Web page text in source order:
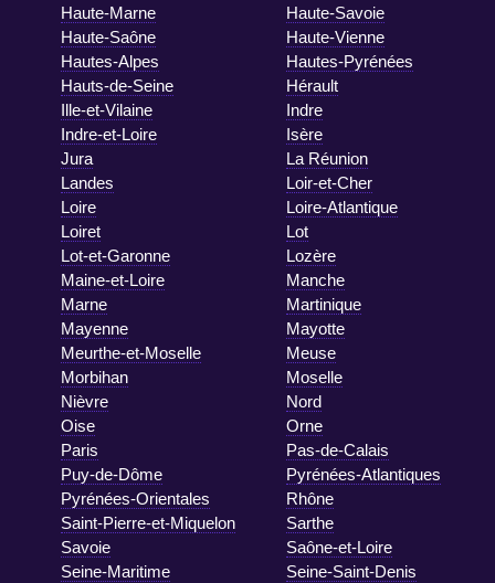
Haute-Marne
Haute-Savoie
Haute-Saône
Haute-Vienne
Hautes-Alpes
Hautes-Pyrénées
Hauts-de-Seine
Hérault
Ille-et-Vilaine
Indre
Indre-et-Loire
Isère
Jura
La Réunion
Landes
Loir-et-Cher
Loire
Loire-Atlantique
Loiret
Lot
Lot-et-Garonne
Lozère
Maine-et-Loire
Manche
Marne
Martinique
Mayenne
Mayotte
Meurthe-et-Moselle
Meuse
Morbihan
Moselle
Nièvre
Nord
Oise
Orne
Paris
Pas-de-Calais
Puy-de-Dôme
Pyrénées-Atlantiques
Pyrénées-Orientales
Rhône
Saint-Pierre-et-Miquelon
Sarthe
Savoie
Saône-et-Loire
Seine-Maritime
Seine-Saint-Denis